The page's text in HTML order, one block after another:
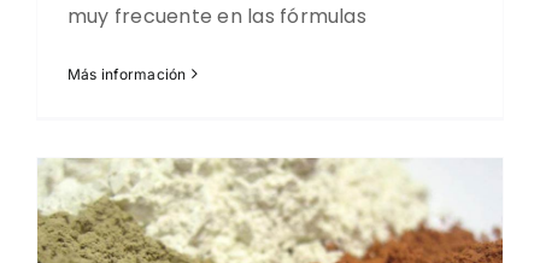
muy frecuente en las fórmulas
Más información